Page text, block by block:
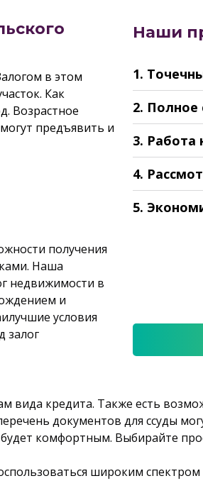
в этом
Как
Возрастное
предъявить и
получения
Наша
недвижимости в
и
условия
залог
Наши
1.
2.
3. Работа
4.
5.
кредита. Также есть
документов для ссуды
комфортным. Выбирайте
широким